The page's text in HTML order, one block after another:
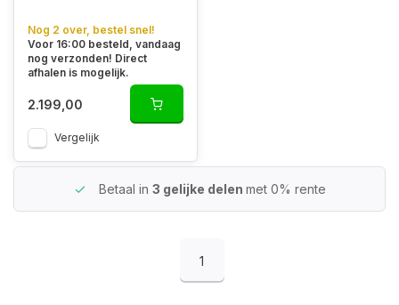
Nog 2 over, bestel snel!
Voor 16:00 besteld, vandaag
nog verzonden! Direct
afhalen is mogelijk.
2.199,00
Vergelijk
Betaal in 3 gelijke delen met 0% rente
1